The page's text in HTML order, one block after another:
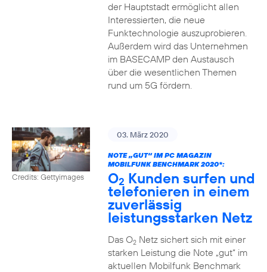
der Hauptstadt ermöglicht allen
Interessierten, die neue
Funktechnologie auszuprobieren.
Außerdem wird das Unternehmen
im BASECAMP den Austausch
über die wesentlichen Themen
rund um 5G fördern.
Credits: Gettyimages
03. März 2020
NOTE „GUT“ IM PC MAGAZIN
MOBILFUNK BENCHMARK 2020*:
O2 Kunden surfen und
telefonieren in einem
zuverlässig
leistungsstarken Netz
Das O2Netz sichert sich mit einer
starken Leistung die Note „gut“ im
aktuellen Mobilfunk Benchmark